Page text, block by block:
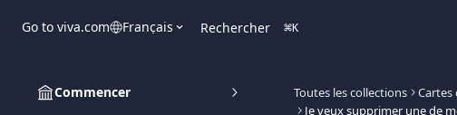
Go to viva.com Français Rechercher ⌘K
Commencer
Toutes les collections Cartes